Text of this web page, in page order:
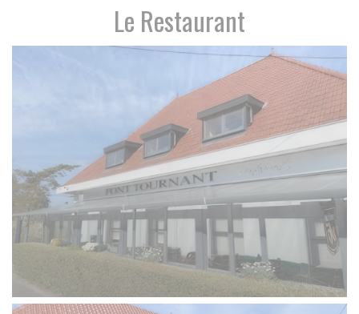
Le Restaurant